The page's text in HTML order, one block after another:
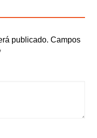
publicado. Campos